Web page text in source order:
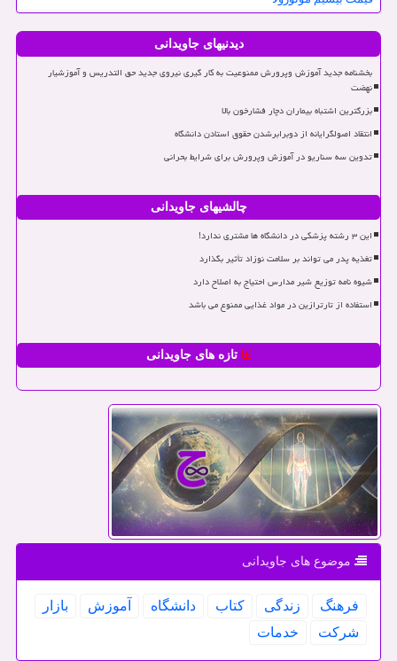
دیدنیهای جاویدانی
بخشنامه جدید آموزش وپرورش ممنوعیت به کار گیری نیروی جدید حق التدریس و آموزشیار
نهضت
بزرگترین اشتباه بیماران دچار فشارخون بالا
انتقاد اصولگرایانه از دوبرابرشدن حقوق استادن دانشگاه
تدوین سه سناریو در آموزش وپرورش برای شرایط بحرانی
چالشیهای جاویدانی
این ۳ رشته پزشکی در دانشگاه ها مشتری ندارد!
تغذیه پدر می تواند بر سلامت نوزاد تأثیر بگذارد
شیوه نامه توزیع شیر مدارس احتیاج به اصلاح دارد
استفاده از تارترازین در مواد غذایی ممنوع می باشد
تازه های جاویدانی
موضوع های جاویدانی
فرهنگ زندگی كتاب دانشگاه آموزش
بازار
شركت
خدمات